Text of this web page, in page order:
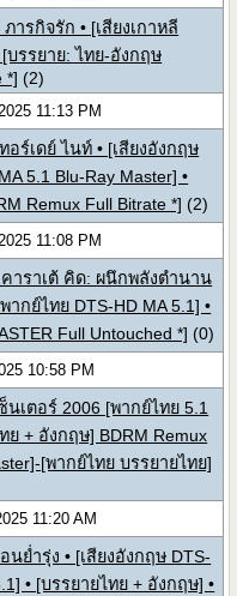
ารกิจรัก • [เสียงเกาหลี
[บรรยาย: ไทย-อังกฤษ
*] (2)
11:13 PM
อร์เดย์ ไนท์ • [เสียงอังกฤษ
5.1 Blu-Ray Master] •
Remux Full Bitrate *] (2)
11:08 PM
คาราเต้ คิด: ผนึกพลังตำนาน
ากย์ไทย DTS-HD MA 5.1] •
Full Untouched *] (0)
10:58 PM
นเตอร์ 2006 [พากย์ไทย 5.1
ย + อังกฤษ] BDRM Remux
[พากย์ไทย บรรยายไทย]
11:20 AM
ย่ำรุ่ง • [เสียงอังกฤษ DTS-
• [บรรยายไทย + อังกฤษ] •